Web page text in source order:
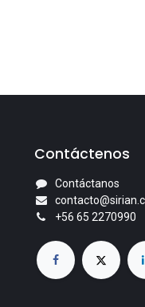
Contáctenos
Contáctanos
contacto@sirian.cl
+56 65 2270990